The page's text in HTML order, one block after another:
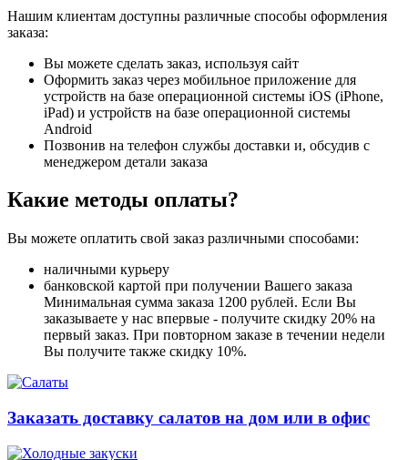
Нашим клиентам доступны различные способы оформления
заказа:
Вы можете сделать заказ, используя сайт
Оформить заказ через мобильное приложение для
устройств на базе операционной системы iOS (iPhone,
iPad) и устройств на базе операционной системы
Android
Позвонив на телефон службы доставки и, обсудив с
менеджером детали заказа
Какие методы оплаты?
Вы можете оплатить свой заказ различными способами:
наличными курьеру
банковской картой при получении Вашего заказа
Минимальная сумма заказа 1200 рублей. Если Вы
заказываете у нас впервые - получите скидку 20% на
первый заказ. При повторном заказе в течении недели
Вы получите также скидку 10%.
Заказать доставку салатов на дом или в офис